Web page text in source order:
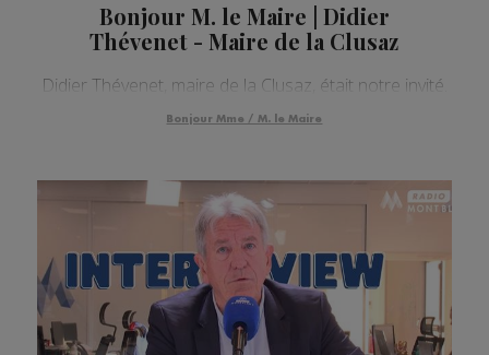
Bonjour M. le Maire | Didier
Thévenet - Maire de la Clusaz
Didier Thévenet, maire de la Clusaz, était notre invité.
Bonjour Mme / M. le Maire